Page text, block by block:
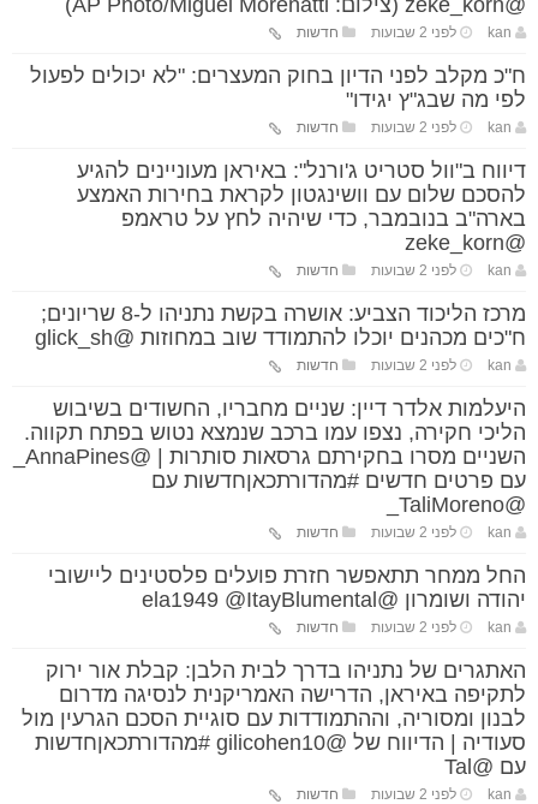
kan לפני 2 שבועות חדשות
ח"כ מקלב לפני הדיון בחוק המעצרים: "לא יכולים לפעול
לפי מה שבג"ץ יגידו"
kan לפני 2 שבועות חדשות
דיווח ב"וול סטריט ג'ורנל": באיראן מעוניינים להגיע
להסכם שלום עם וושינגטון לקראת בחירות האמצע
בארה"ב בנובמבר, כדי שיהיה לחץ על טראמפ
@zeke_korn
kan לפני 2 שבועות חדשות
מרכז הליכוד הצביע: אושרה בקשת נתניהו ל-8 שריונים;
ח"כים מכהנים יוכלו להתמודד שוב במחוזות @glick_sh
kan לפני 2 שבועות חדשות
היעלמות אלדר דיין: שניים מחבריו, החשודים בשיבוש
הליכי חקירה, נצפו עמו ברכב שנמצא נטוש בפתח תקווה.
עם פרטים חדשים #מהדורתכאןחדשות עם
@TaliMoreno_
kan לפני 2 שבועות חדשות
החל ממחר תתאפשר חזרת פועלים פלסטינים ליישובי
יהודה ושומרון @ela1949 @ItayBlumental
kan לפני 2 שבועות חדשות
האתגרים של נתניהו בדרך לבית הלבן: קבלת אור ירוק
לתקיפה באיראן, הדרישה האמריקנית לנסיגה מדרום
לבנון ומסוריה, וההתמודדות עם סוגיית הסכם הגרעין מול
סעודיה | הדיווח של @gilicohen10 #מהדורתכאןחדשות
עם @Tal
kan לפני 2 שבועות חדשות